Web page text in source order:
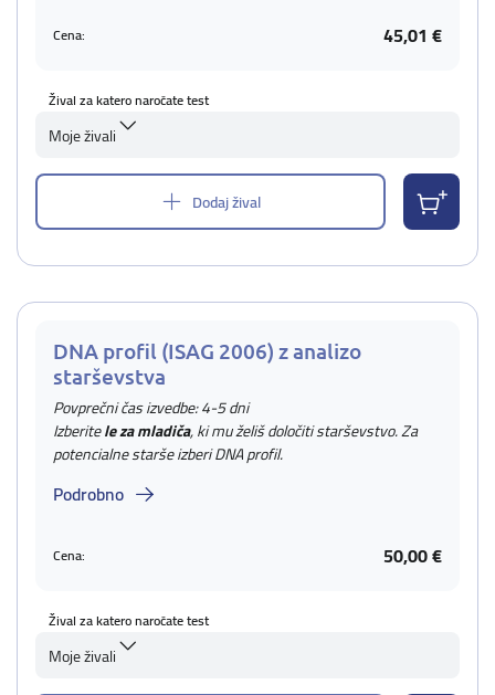
Cena: 45,01 €
Žival za katero naročate test
Moje živali
Dodaj žival
DNA profil (ISAG 2006) z analizo
starševstva
Povprečni čas izvedbe: 4-5 dni
Izberitele za mladiča, ki mu želiš določiti starševstvo. Za
potencialne starše izberi DNA profil.
Podrobno
Cena: 50,00 €
Žival za katero naročate test
Moje živali